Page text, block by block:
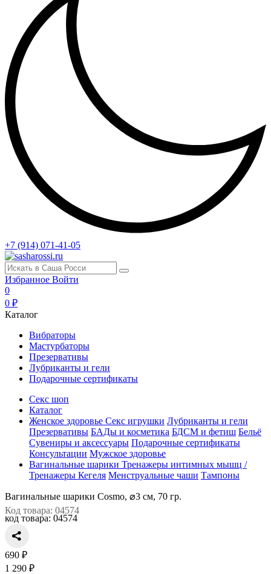
+7 (914) 071-41-05
Избранное Войти
0
0 ₽
Каталог
Вибраторы
Мастурбаторы
Презервативы
Лубриканты и гели
Подарочные сертификаты
Секс шоп
Каталог
Женское здоровье Секс игрушки Лубриканты и гели
Презервативы БАДы и косметика БДСМ и фетиш Бельё
Сувениры и аксессуары Подарочные сертификаты
Консультации Мужское здоровье
Вагинальные шарики Тренажеры интимных мышц /
Тренажеры Кегеля Менструальные чаши Тампоны
Вагинальные шарики Cosmo, ⌀3 см, 70 гр.
Код товара: 04574
код товара: 04574
690 ₽
1 290 ₽